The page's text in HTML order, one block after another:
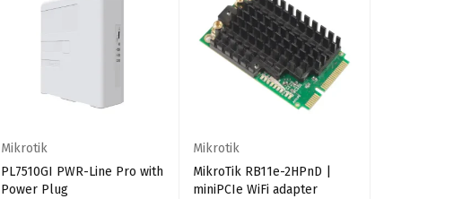
Mikrotik
PL7510GI PWR-Line Pro with
Power Plug
Mikrotik
MikroTik RB11e-2HPnD |
miniPCIe WiFi adapter